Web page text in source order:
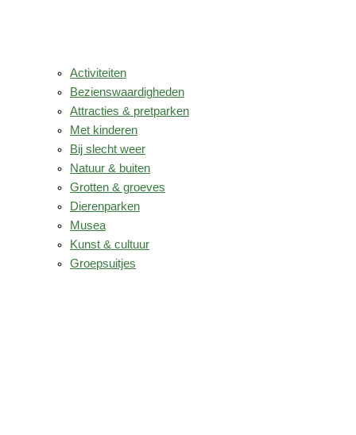
Activiteiten
Bezienswaardigheden
Attracties & pretparken
Met kinderen
Bij slecht weer
Natuur & buiten
Grotten & groeves
Dierenparken
Musea
Kunst & cultuur
Groepsuitjes